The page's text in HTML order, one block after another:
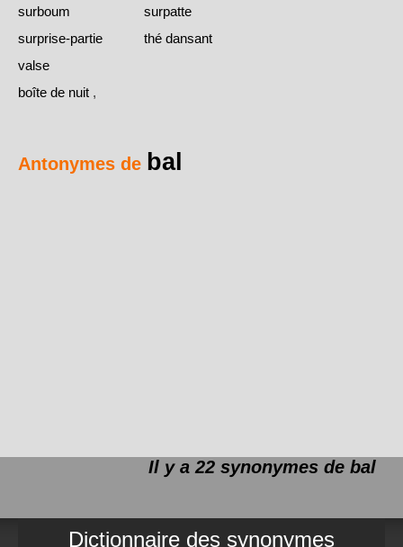
surboum
surpatte
surprise-partie
thé dansant
valse
boîte de nuit ,
Antonymes de bal
Il y a 22 synonymes de bal
Dictionnaire des synonymes